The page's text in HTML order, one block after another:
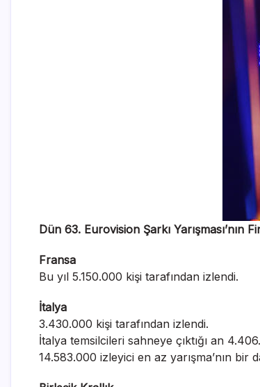
Dün 63. Eurovision Şarkı
Fransa
Bu yıl 5.150.000 kişi tarafından izlendi.
İtalya
3.430.000 kişi tarafından izlendi.
İtalya temsilcileri sahneye çıktığı an
14.583.000 izleyici en az yarışma’nın bir